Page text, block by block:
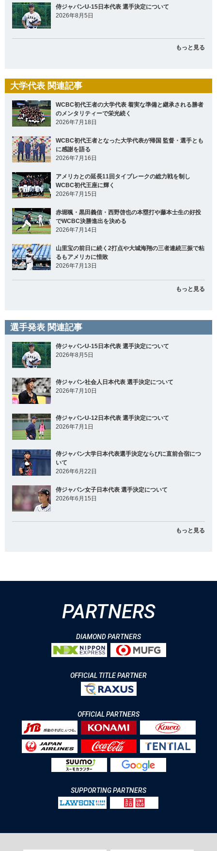
侍ジャパンU-15日本代表 選手決定について
2026年8月5日
もっと見る
大学代表 関連記事
WCBC初代王者の大学代表 着実な準備と継承される勝者
のメンタリティーで栄光続く
2026年7月18日
WCBC初代王者となった大学代表が帰国 監督・選手とも
に感謝を語る
2026年7月16日
アメリカとの延長11回タイブレークの総力戦を制し
WCBC初代王座に輝く
2026年7月15日
赤堀颯・黒田義信・西野啓也の本塁打や藤本士生の好投
でWCBC決勝進出を決める
2026年7月14日
山里宝の前日に続く2打点や大城海翔の三者連続三振で粘
るもアメリカに惜敗
2026年7月13日
もっと見る
選手発表 関連記事
侍ジャパンU-15日本代表 選手決定について
2026年8月5日
侍ジャパン社会人日本代表 選手決定について
2026年7月10日
侍ジャパンU-12日本代表 選手決定について
2026年7月1日
侍ジャパン大学日本代表選手決定ならびに直前合宿につ
いて
2026年6月22日
侍ジャパン女子日本代表 選手決定について
2026年6月15日
もっと見る
PARTNERS
DIAMOND PARTNERS
OFFICIAL TITLE PARTNER
OFFICIAL PARTNERS
SUPPORTING PARTNERS